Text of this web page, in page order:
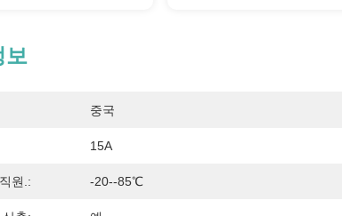
보
중국
15A
원.: -20--85℃